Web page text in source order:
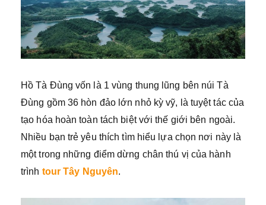
Hồ Tà Đùng vốn là 1 vùng thung lũng bên núi Tà
Đùng gồm 36 hòn đảo lớn nhỏ kỳ vỹ, là tuyệt tác của
tạo hóa hoàn toàn tách biệt với thế giới bên ngoài.
Nhiều bạn trẻ yêu thích tìm hiểu lựa chọn nơi này là
một trong những điểm dừng chân thú vị của hành
trình tour Tây Nguyên.